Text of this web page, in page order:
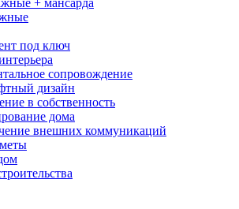
+ мансарда
под ключ
сопровождение
дизайн
в собственность
дома
внешних коммуникаций